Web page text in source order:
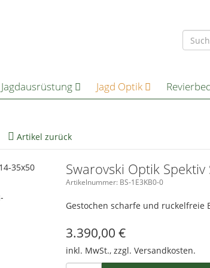
Jagdausrüstung Jagd Optik
Artikel zurück
Swarovski Optik
Artikelnummer: BS-1E3KB0-0
Gestochen scharfe und ruckelfreie
3.390,00 €
inkl. MwSt., zzgl. Versandkosten.